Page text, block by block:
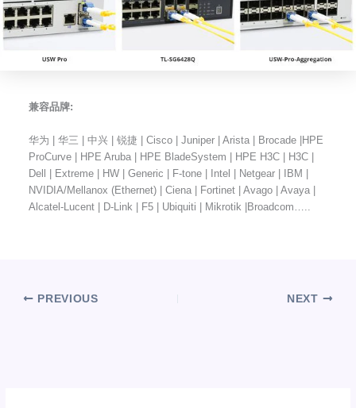
兼容品牌:
华为 | 华三 | 中兴 | 锐捷 | Cisco | Juniper | Arista | Brocade |HPE
ProCurve | HPE Aruba | HPE BladeSystem | HPE H3C | H3C |
Dell | Extreme | HW | Generic | F-tone | Intel | Netgear | IBM |
NVIDIA/Mellanox (Ethernet) | Ciena | Fortinet | Avago | Avaya |
Alcatel-Lucent | D-Link | F5 | Ubiquiti | Mikrotik |Broadcom…..
PREVIOUS NEXT